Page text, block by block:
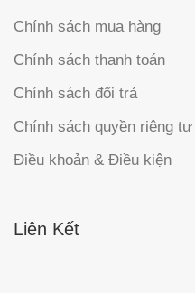
Chính sách mua hàng
Chính sách thanh toán
Chính sách đổi trả
Chính sách quyền riêng tư
Điều khoản & Điều kiện
Liên Kết